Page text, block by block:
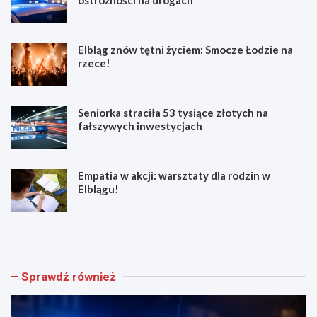
Elbląg znów tętni życiem: Smocze Łodzie na
rzece!
Seniorka straciła 53 tysiące złotych na
fałszywych inwestycjach
Empatia w akcji: warsztaty dla rodzin w
Elblągu!
Z
i
E
g Sprawdź również